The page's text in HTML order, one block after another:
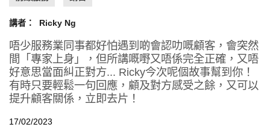
講者： Ricky Ng
唔少服務業同事都好怕遇到啲會認叻嘅顧客，會突然
間「專家上身」，但所講嘅嘢又唔係完全正確，又唔
好意思當面糾正對方... Ricky今次呢個故事幫到你！
有時只要輕鬆一句回應，顧及對方感受之餘，又可以
提升顧客關係，立即去片！
17/02/2023